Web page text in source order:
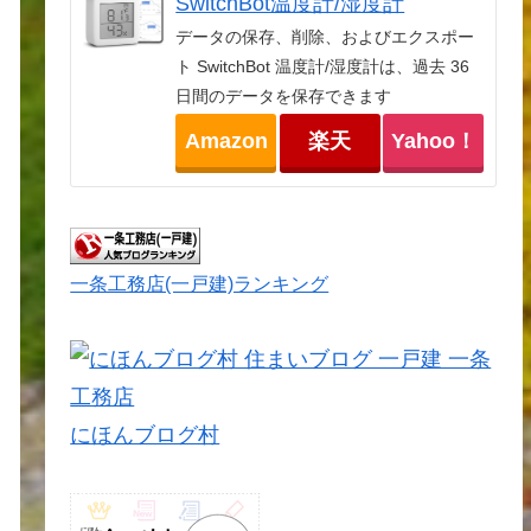
データの保存、削除、およびエクスポー
ト SwitchBot 温度計/湿度計は、過去 36
日間のデータを保存できます
Amazon 楽天 Yahoo！
一条工務店(一戸建)ランキング
にほんブログ村